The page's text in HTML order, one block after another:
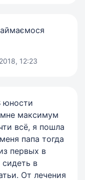
12:23
юности
мне максимум
всё, я пошла
папа тогда
первых в
сидеть в
От лечения